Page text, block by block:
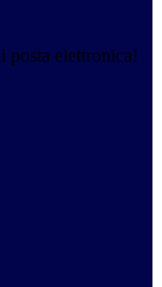
posta elettronica!